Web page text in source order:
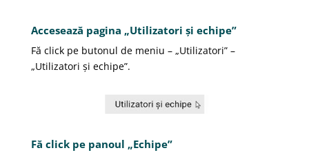
Accesează pagina „Utilizatori și echipe”
Fă click pe butonul de meniu – „Utilizatori” –
„Utilizatori și echipe”.
Fă click pe panoul „Echipe”